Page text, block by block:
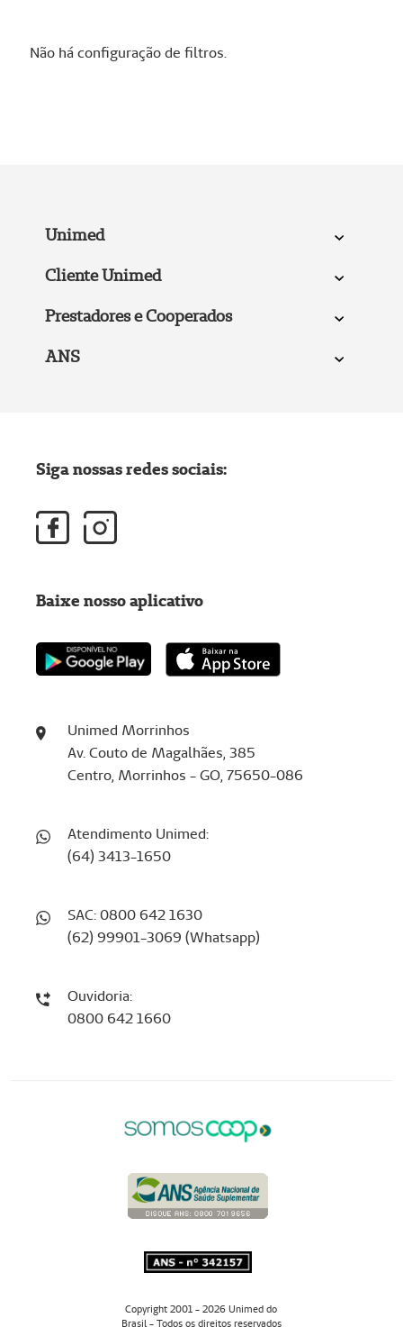
Não há configuração de filtros.
Unimed
Cliente Unimed
Prestadores e Cooperados
ANS
Unimed Morrinhos
Av. Couto de Magalhães, 385
Centro, Morrinhos - GO, 75650-086
Atendimento Unimed:
(64) 3413-1650
SAC: 0800 642 1630
(62) 99901-3069 (Whatsapp)
Ouvidoria:
0800 642 1660
Siga nossas redes sociais:
Baixe nosso aplicativo
Copyright 2001 - 2026 Unimed do
Brasil - Todos os direitos reservados